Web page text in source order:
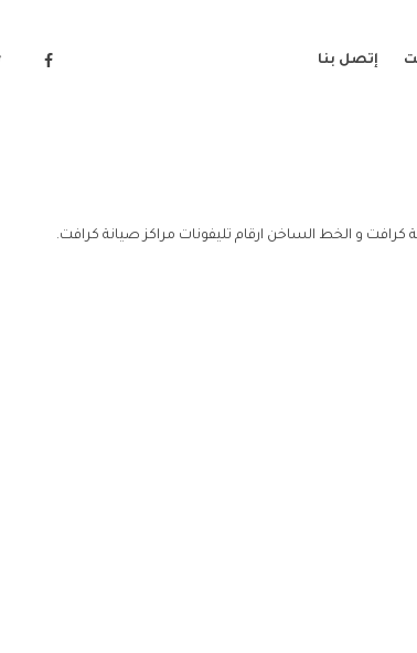
إتصل بنا
كرافت و الخط الساخن ارقام تليفونات مراكز صيانة كرافت.